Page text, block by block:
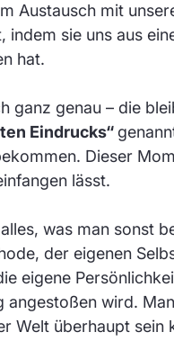
Austausch mit
indem sie uns aus
hat.
ganz genau – die
Eindrucks“
Dieser
lässt.
was man sonst
der eigenen
eigene
angestoßen wird.
Welt überhaupt sein